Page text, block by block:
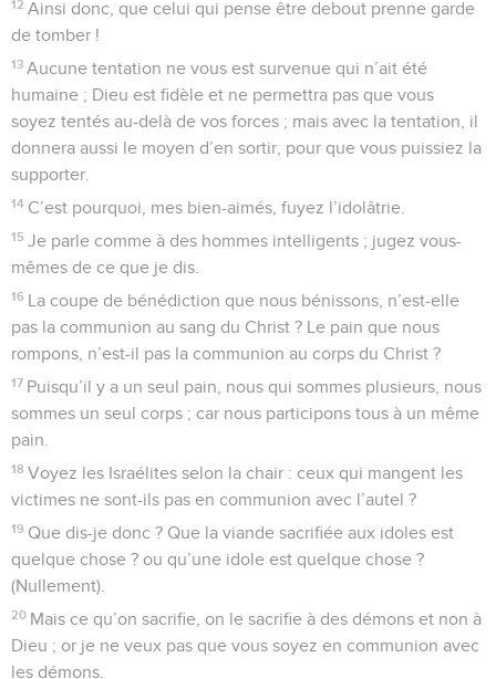
12 Ainsi donc, que celui qui pense être debout prenne garde
de tomber !
13 Aucune tentation ne vous est survenue qui n’ait été
humaine ; Dieu est fidèle et ne permettra pas que vous
soyez tentés au-delà de vos forces ; mais avec la tentation, il
donnera aussi le moyen d’en sortir, pour que vous puissiez la
supporter.
14 C’est pourquoi, mes bien-aimés, fuyez l’idolâtrie.
15 Je parle comme à des hommes intelligents ; jugez vous-
mêmes de ce que je dis.
16 La coupe de bénédiction que nous bénissons, n’est-elle
pas la communion au sang du Christ ? Le pain que nous
rompons, n’est-il pas la communion au corps du Christ ?
17 Puisqu’il y a un seul pain, nous qui sommes plusieurs, nous
sommes un seul corps ; car nous participons tous à un même
pain.
18 Voyez les Israélites selon la chair : ceux qui mangent les
victimes ne sont-ils pas en communion avec l’autel ?
19 Que dis-je donc ? Que la viande sacrifiée aux idoles est
quelque chose ? ou qu’une idole est quelque chose ?
(Nullement).
20 Mais ce qu’on sacrifie, on le sacrifie à des démons et non à
Dieu ; or je ne veux pas que vous soyez en communion avec
les démons.